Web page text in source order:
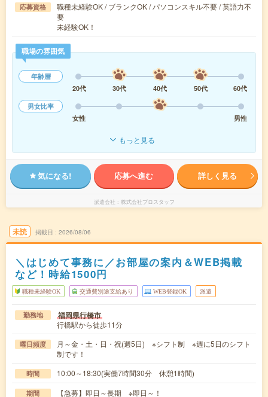
応募資格
職種未経験OK / ブランクOK / パソコンスキル不要 / 英語力不
要
未経験OK！
職場の雰囲気
年齢層
20代
30代 40代 50代
60代
男女比率
女性
男性
もっと見る
気になる! 応募へ進む 詳しく見る
派遣会社 株式会社プロスタッフ
未読 掲載日 2026/08/06
＼はじめて事務に／お部屋の案内＆WEB掲載
など！時給1500円
職種未経験OK 交通費別途支給あり WEB登録OK 派遣
勤務地 福岡県行橋市
行橋駅から徒歩11分
曜日頻度
月～金・土・日・祝(週5日) ※シフト制 ※週に5日のシフト
制です！
時間 10:00～18:30(実働7時間30分 休憩1時間)
期間 【急募】即日～長期 ※即日～！